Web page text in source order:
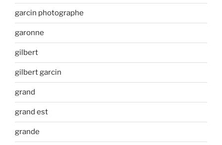
garcin photographe
garonne
gilbert
gilbert garcin
grand
grand est
grande